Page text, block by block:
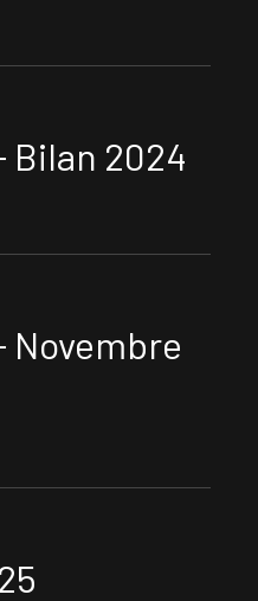
Bilan 2024
Novembre